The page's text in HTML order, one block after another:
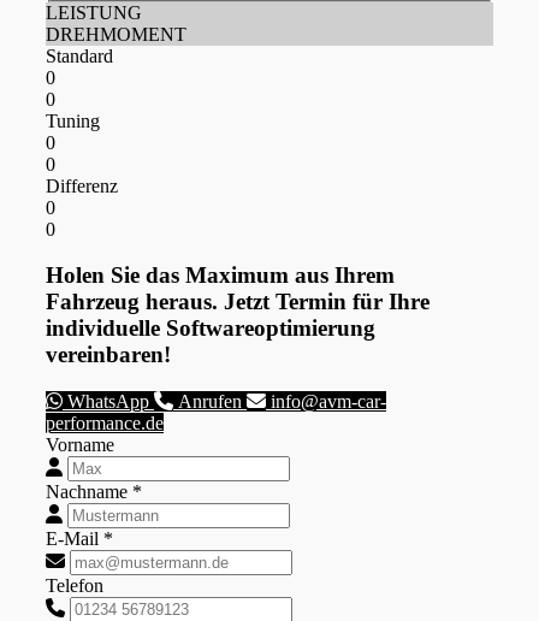
LEISTUNG
DREHMOMENT
Standard
0
0
Tuning
0
0
Differenz
0
0
Holen Sie das Maximum aus Ihrem
Fahrzeug heraus. Jetzt Termin für Ihre
individuelle Softwareoptimierung
vereinbaren!
WhatsApp Anrufen
info@avm-car-
performance.de
Vorname
Nachname *
E-Mail *
Telefon